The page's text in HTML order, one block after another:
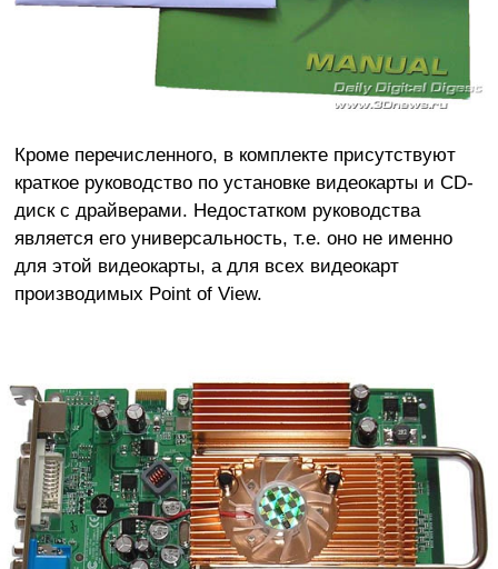
Кроме перечисленного, в комплекте присутствуют
краткое руководство по установке видеокарты и CD-
диск с драйверами. Недостатком руководства
является его универсальность, т.е. оно не именно
для этой видеокарты, а для всех видеокарт
производимых Point of View.